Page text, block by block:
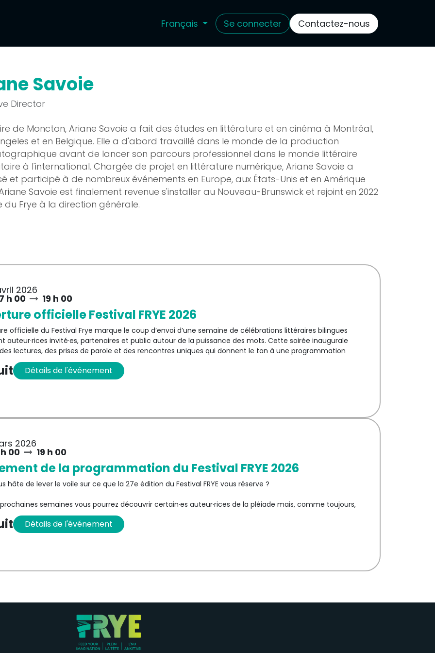
Français Se connecter Contactez-nous
Savoie
Director
de Moncton, Ariane Savoie a fait des études en littérature et en cinéma à Montréal,
et en Belgique. Elle a d'abord travaillé dans le monde de la production
avant de lancer son parcours professionnel dans le monde littéraire
à l'international. Chargée de projet en littérature numérique, Ariane Savoie a
et participé à de nombreux événements en Europe, aux États-Unis et en Amérique
Savoie est finalement revenue s'installer au Nouveau-Brunswick et rejoint en 2022
du Frye à la direction générale.
2026
h 00 19 h 00
officielle Festival FRYE 2026
officielle du Festival Frye marque le coup d’envoi d’une semaine de célébrations littéraires bilingues
auteur·rices invité·es, partenaires et public autour de la puissance des mots. Cette soirée inaugurale
lectures, des prises de parole et des rencontres uniques qui donnent le ton à une programmation
à la croisée des voix de l’Atlantique et d’ailleurs. Un moment rassembleur pour lancer le festival,
les grandes lignes de l’édition et célébrer ensemble la vitalité de la création littéraire.
Détailsde l'événement
2026
h 00 19 h 00
de la programmation du Festival FRYE 2026
hâte de lever le voile sur ce que la 27e édition du Festival FRYE vous réserve ?
semaines vous pourrez découvrir certain·es auteur·rices de la pléiade mais, comme toujours,
garde le meilleur pour le lancement de programmation !
Détailsde l'événement